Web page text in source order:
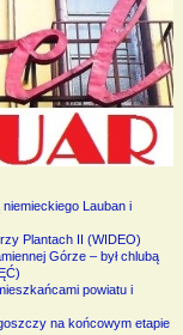
Lauban i
Plantach II (WIDEO)
Górze – był chlubą
powiatu i
na końcowym etapie